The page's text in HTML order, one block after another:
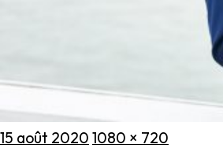
Publié
15 août 2020 Taille
1080 × 720